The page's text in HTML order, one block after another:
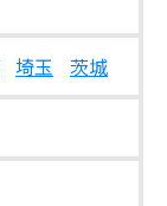
埼玉 茨城